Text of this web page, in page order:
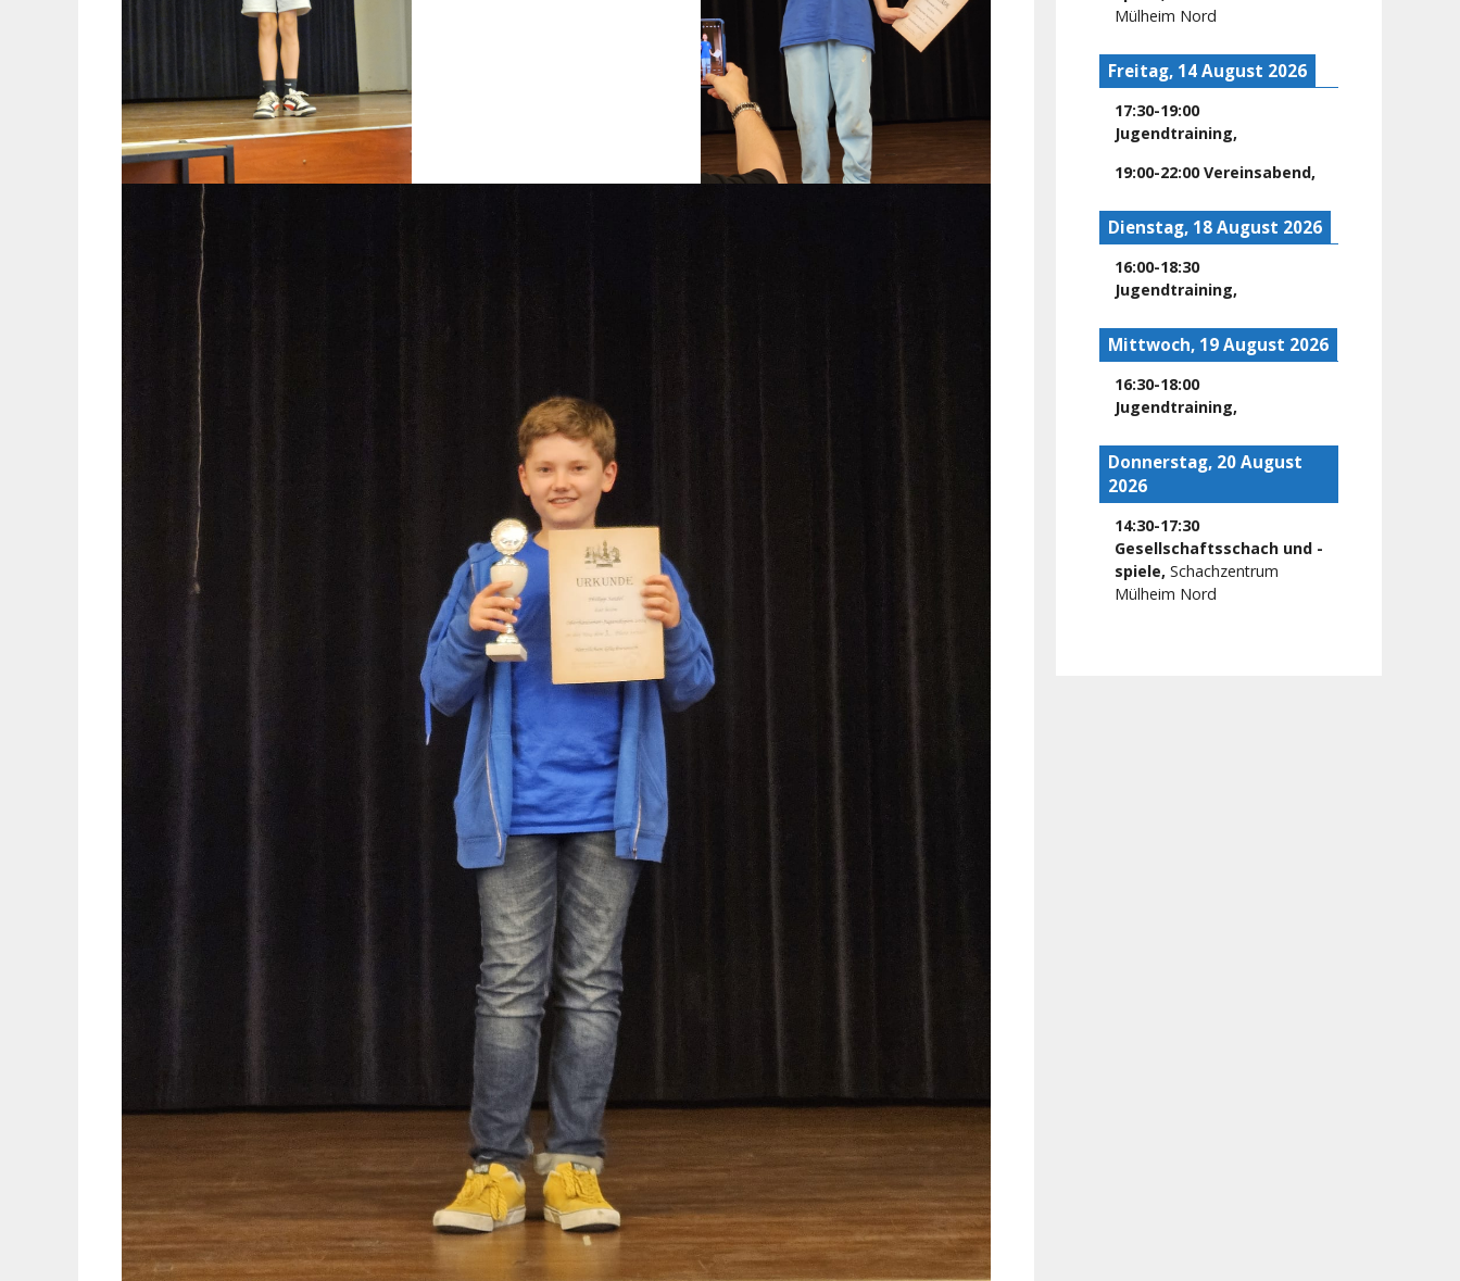
Mülheim Nord
Freitag, 14 August 2026
17:30-19:00
Jugendtraining,
19:00-22:00 Vereinsabend,
Dienstag, 18 August 2026
16:00-18:30
Jugendtraining,
Mittwoch, 19 August 2026
16:30-18:00
Jugendtraining,
Donnerstag, 20 August
2026
14:30-17:30
Gesellschaftsschach und -
spiele, Schachzentrum
Mülheim Nord